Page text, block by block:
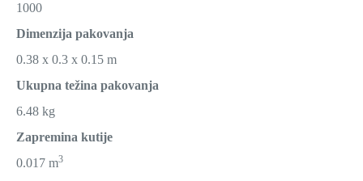
1000
Dimenzija pakovanja
0.38 x 0.3 x 0.15 m
Ukupna težina pakovanja
6.48 kg
Zapremina kutije
0.017 m3